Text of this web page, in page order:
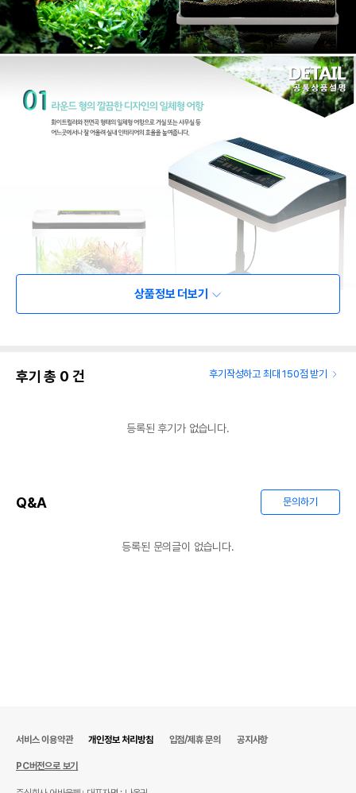
상품정보 더보기
후기 총 0 건 후기작성하고 최대 150점 받기
등록된 후기가 없습니다.
Q&A 문의하기
등록된 문의글이 없습니다.
서비스 이용약관 개인정보 처리방침 입점/제휴 문의 공지사항
PC버전으로 보기